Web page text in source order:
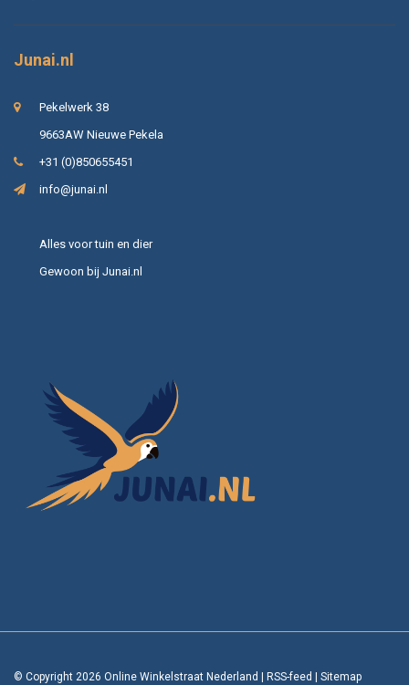
Junai.nl
Pekelwerk 38
9663AW Nieuwe Pekela
+31 (0)850655451
info@junai.nl
Alles voor tuin en dier
Gewoon bij Junai.nl
© Copyright 2026 Online Winkelstraat Nederland RSS-feed Sitemap